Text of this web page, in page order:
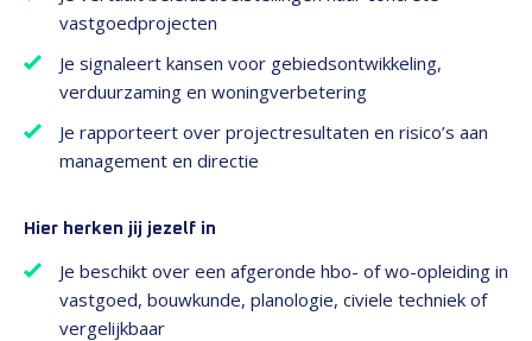
vastgoedprojecten
Je signaleert kansen voor gebiedsontwikkeling,
verduurzaming en woningverbetering
Je rapporteert over projectresultaten en risico’s aan
management en directie
Hier herken jij jezelf in
Je beschikt over een afgeronde hbo- of wo-opleiding in
vastgoed, bouwkunde, planologie, civiele techniek of
vergelijkbaar